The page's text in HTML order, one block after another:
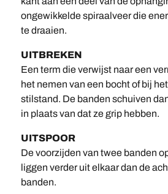
ongewikkelde spiraalveer die
te draaien.
UITBREKEN
Een term die verwijst naar een
het nemen van een bocht of bij
stilstand. De banden schuiven
in plaats van dat ze grip hebben.
UITSPOOR
De voorzijden van twee banden
liggen verder uit elkaar dan de
banden.